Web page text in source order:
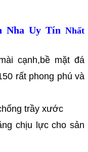
Nha Uy TínNhất
cạnh,bề mặt đá
rất phong phú và
trầy xước
chịu lực cho sản